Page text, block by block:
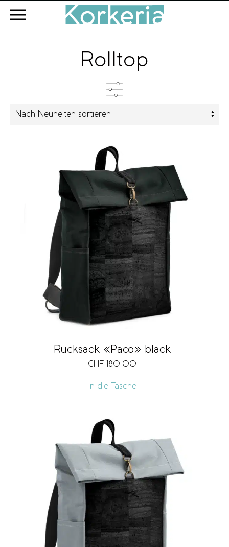
Zum Hauptinhalt springen
Rolltop
Kategorien
Verschlussart
Grösse
173
Rucksack «Paco» black
CHF 180.00
In die Tasche